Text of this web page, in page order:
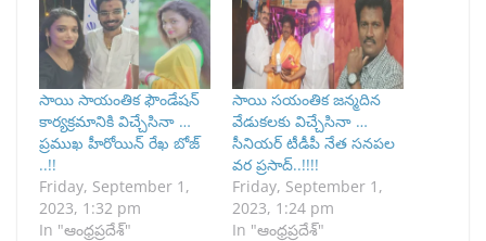
సాయి సాయంతిక ఫౌండేషన్
కార్యక్రమానికి విచ్చేసినా …
ప్రముఖ హీరోయిన్ రేఖ బోజ్
..!!
Friday, September 1,
2023, 1:32 pm
In "ఆంధ్రప్రదేశ్"
సాయి సయంతిక జన్మదిన
వేడుకలకు విచ్చేసినా …
సీనియర్ టీడీపీ నేత సనపల
వర ప్రసాద్..!!!!
Friday, September 1,
2023, 1:24 pm
In "ఆంధ్రప్రదేశ్"